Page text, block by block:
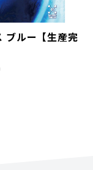
ブルー【生産完